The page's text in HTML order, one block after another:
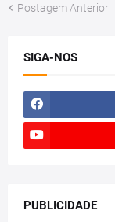
Postagem Anterior
SIGA-NOS
PUBLICIDADE